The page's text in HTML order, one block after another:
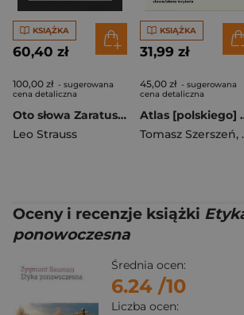
KSIĄŻKA
60,40 zł
100,00 zł - sugerowana
cena detaliczna
Oto słowa Zaratustry Nietzschego
Leo Strauss
KSIĄŻKA
31,99 zł
45,00 zł - sugerowana
cena detaliczna
Atlas
Tomasz Szerszeń,
Oceny i recenzje książki
ponowoczesna
Średnia ocen:
6.24 /10
Liczba ocen: